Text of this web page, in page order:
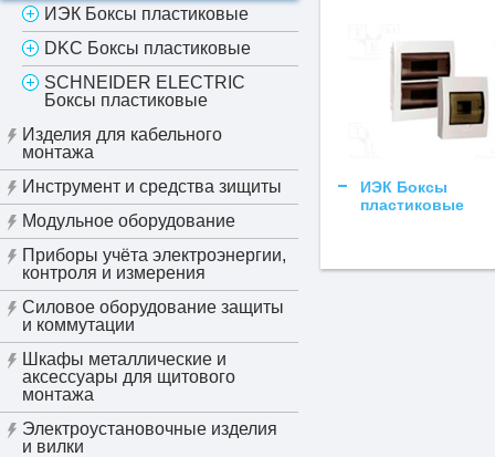
ИЭК Боксы пластиковые
DKC Боксы пластиковые
SCHNEIDER ELECTRIC
Боксы пластиковые
Изделия для кабельного
монтажа
Инструмент и средства зищиты
Модульное оборудование
Приборы учёта электроэнергии,
контроля и измерения
Силовое оборудование защиты
и коммутации
Шкафы металлические и
аксессуары для щитового
монтажа
Электроустановочные изделия
и вилки
ИЭК Боксы
пластиковые